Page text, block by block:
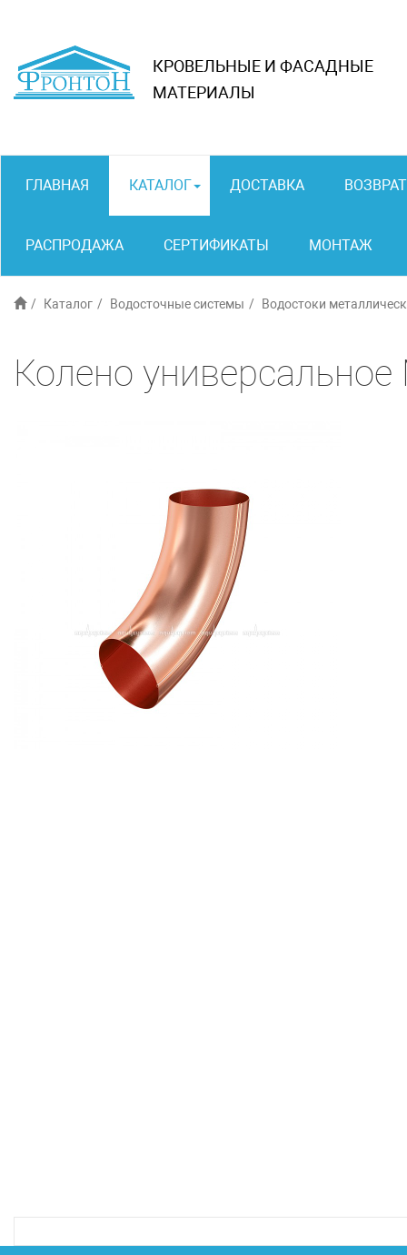
КРОВЕЛЬНЫЕ И ФАСАДНЫЕ
МАТЕРИАЛЫ
ГЛАВНАЯ КАТАЛОГ ДОСТАВКА ВОЗВРАТ
РАСПРОДАЖА СЕРТИФИКАТЫ МОНТАЖ
Каталог Водосточные системы Водостоки
Колено